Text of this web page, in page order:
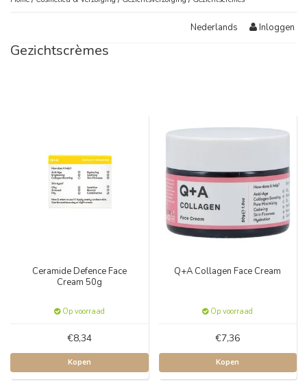
Nederlands Inloggen
Gezichtscrèmes
Ceramide Defence Face
Cream 50g
Op voorraad
€8,34
Kopen
Q+A Collagen Face Cream
Op voorraad
€7,36
Kopen